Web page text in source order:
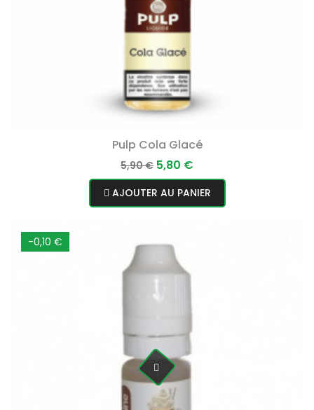
Pulp Cola Glacé
Prix
normal
5,90 € Prix
5,80 €
AJOUTER AU PANIER
-0,10 €